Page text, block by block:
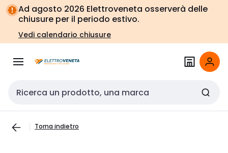
Vai alla
navigazione
Vai
alla
pagina
Ad agosto 2026 Elettroveneta osserverà delle
chiusure per il periodo estivo.
Vedi calendario chiusure
Cerca input
Torna indietro